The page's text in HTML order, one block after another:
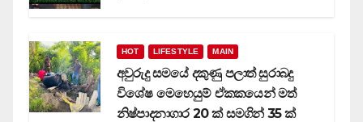
HOT LIFESTYLE MAIN
අවුරුදු සමයේ දකුණු පලාත් සුරාබදු
විශේෂ මෙහෙයුම් ඒකකයෙන් මත්
නිෂ්පාදනාගාර 20 ක් සමගින් 35 ක්